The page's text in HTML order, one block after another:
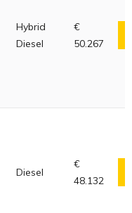
Hybrid
Diesel
€
50.267
Diesel
€
48.132